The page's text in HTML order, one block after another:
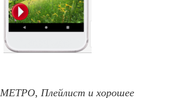
Плейлист и хорошее